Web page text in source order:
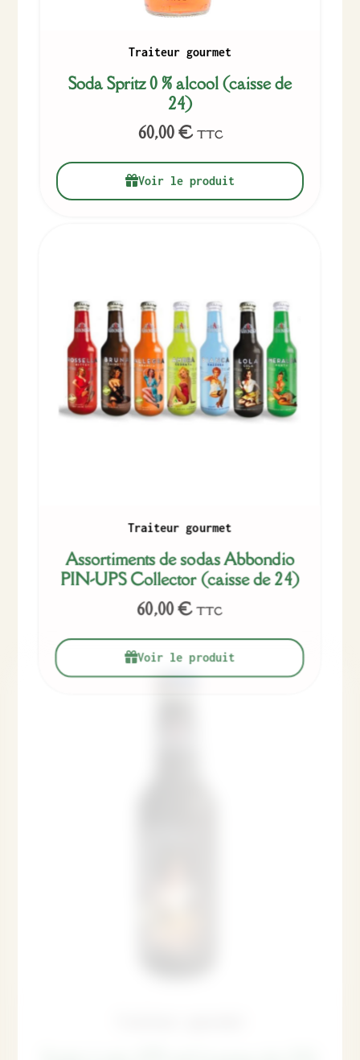
Traiteur gourmet
Soda Spritz 0 % alcool (caisse de
24)
60,00€ TTC
Voir le produit
Traiteur gourmet
Assortiments de sodas Abbondio
PIN-UPS Collector (caisse de 24)
60,00€ TTC
Voir le produit